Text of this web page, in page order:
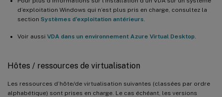
d’exploitation Windows qui n’est plus pris en charge, consultez la
section Systèmes d’exploitation antérieurs
Voir aussi VDA dans un environnement Azure Virtual Desktop
Hôtes / ressources de virtualisation
Les ressources d’hôte/de virtualisation suivantes (classées par ordre
alphabétique) sont prises en charge. Le cas échéant, les versions